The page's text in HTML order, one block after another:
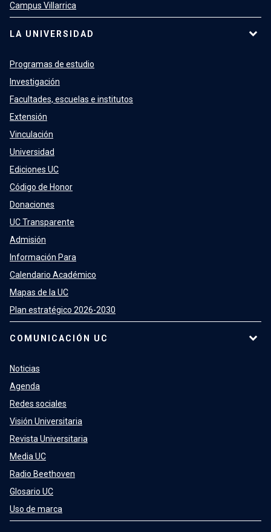
Campus Villarrica
LA UNIVERSIDAD
Programas de estudio
Investigación
Facultades, escuelas e institutos
Extensión
Vinculación
Universidad
Ediciones UC
Código de Honor
Donaciones
UC Transparente
Admisión
Información Para
Calendario Académico
Mapas de la UC
Plan estratégico 2026-2030
COMUNICACIÓN UC
Noticias
Agenda
Redes sociales
Visión Universitaria
Revista Universitaria
Media UC
Radio Beethoven
Glosario UC
Uso de marca